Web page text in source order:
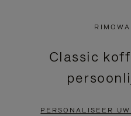
DRUK
OM
VIDEO
IS
Classic
PERSONALISEER